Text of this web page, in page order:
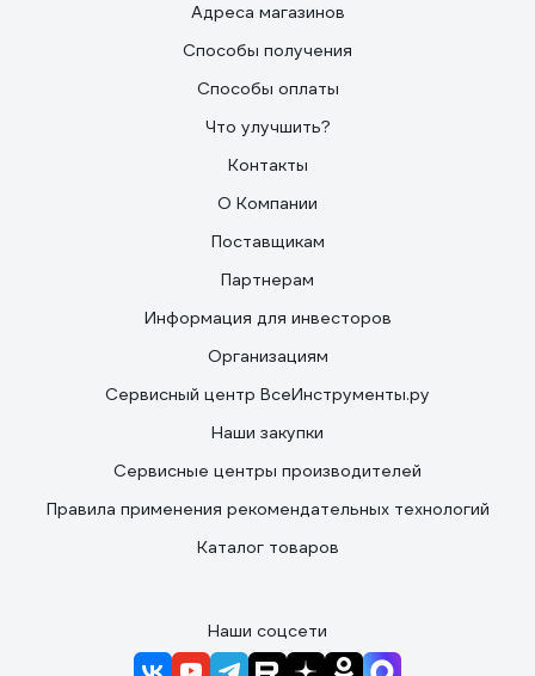
Адреса магазинов
Способы получения
Способы оплаты
Что улучшить?
Контакты
О Компании
Поставщикам
Партнерам
Информация для инвесторов
Организациям
Сервисный центр ВсеИнструменты.ру
Наши закупки
Сервисные центры производителей
Правила применения рекомендательных технологий
Каталог товаров
Наши соцсети